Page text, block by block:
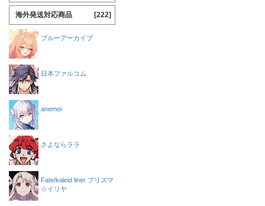
海外発送対応商品 [222]
ブルーアーカイブ
日本ファルコム
anemoi
さよならララ
Fate/kaleid liner プリズマ
☆イリヤ